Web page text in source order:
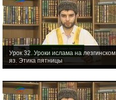
Урок 32. Уроки ислама на лезгинском
яз. Этика пятницы